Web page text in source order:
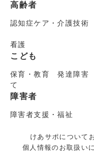
高齢者
認知症ケア・介護技術
看護
こども
保育・教育 発達障害
て
障害者
障害者支援・福祉
けあサポについて
個人情報のお取扱い